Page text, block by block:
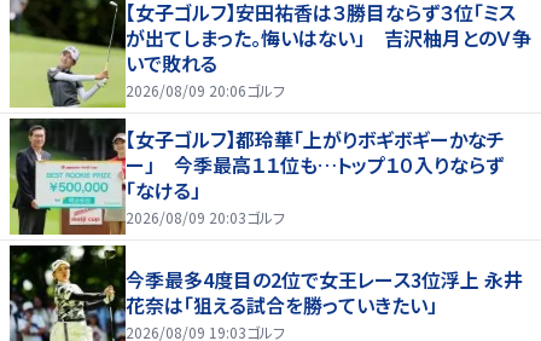
【女子ゴルフ】安田祐香は３勝目ならず３位「ミス
が出てしまった。悔いはない」 吉沢柚月とのＶ争
いで敗れる
2026/08/09 20:06ゴルフ
【女子ゴルフ】都玲華「上がりボギボギーかなチ
ー」 今季最高１１位も…トップ１０入りならず
「なける」
2026/08/09 20:03ゴルフ
今季最多4度目の2位で女王レース3位浮上 永井
花奈は「狙える試合を勝っていきたい」
2026/08/09 19:03ゴルフ